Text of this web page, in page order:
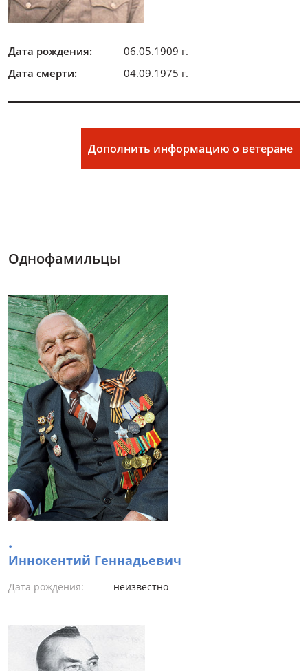
Дата рождения:
06.05.1909 г.
Дата смерти:
04.09.1975 г.
Дополнить информацию о ветеране
Однофамильцы
.
Иннокентий Геннадьевич
Дата рождения: неизвестно